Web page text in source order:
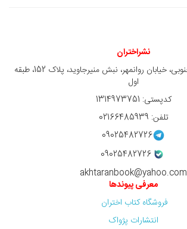
نشراختران
آدرس: خیابان کارگر جنوبی، خیابان روانمهر، نبش منیرجاوید، پلاک 152، طبقه
اول
کدپستی: 1314973751
تلفن: 02166485939
09025482726
09025482726
akhtaranbook@yahoo.com
معرفی پیوندها
فروشگاه کتاب اختران
انتشارات پژواک